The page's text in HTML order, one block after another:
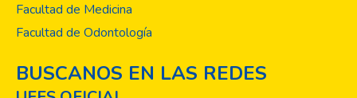
Facultad de Medicina
Facultad de Odontología
BUSCANOS EN LAS REDES